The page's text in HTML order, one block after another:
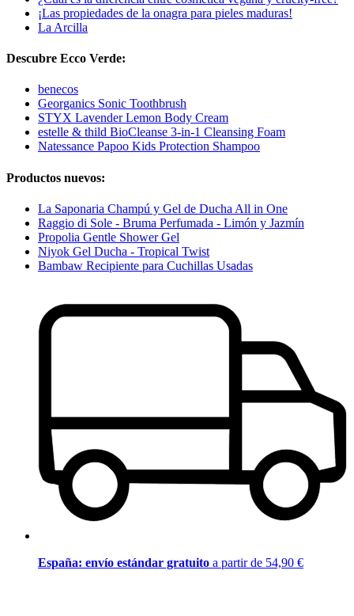
¡Las propiedades de la onagra para pieles maduras!
La Arcilla
Descubre Ecco Verde:
benecos
Georganics Sonic Toothbrush
STYX Lavender Lemon Body Cream
estelle & thild BioCleanse 3-in-1 Cleansing Foam
Natessance Papoo Kids Protection Shampoo
Productos nuevos:
La Saponaria Champú y Gel de Ducha All in One
Raggio di Sole - Bruma Perfumada - Limón y Jazmín
Propolia Gentle Shower Gel
Niyok Gel Ducha - Tropical Twist
Bambaw Recipiente para Cuchillas Usadas
España: envío estándar gratuito a partir de 54,90 €